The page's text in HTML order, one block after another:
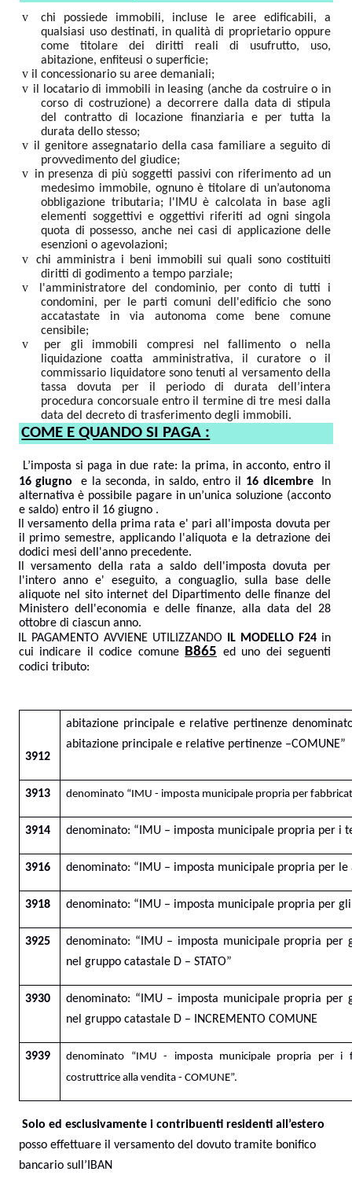
v
chi possiede immobili, incluse le aree edificabili, a
qualsiasi uso destinati, in qualità di proprietario oppure
come titolare dei diritti reali di usufrutto, uso,
abitazione, enfiteusi o superficie;
v il concessionario su aree demaniali;
v il locatario di immobili in leasing (anche da costruire o in
corso di costruzione) a decorrere dalla data di stipula
del contratto di locazione finanziaria e per tutta la
durata dello stesso;
v il genitore assegnatario della casa familiare a seguito di
provvedimento del giudice;
v in presenza di più soggetti passivi con riferimento ad un
medesimo immobile, ognuno è titolare di un’autonoma
obbligazione tributaria; l'IMU è calcolata in base agli
elementi soggettivi e oggettivi riferiti ad ogni singola
quota di possesso, anche nei casi di applicazione delle
esenzioni o agevolazioni;
v
chi amministra i beni immobili sui quali sono costituiti
diritti di godimento a tempo parziale;
v
l'amministratore del condominio, per conto di tutti i
condomini, per le parti comuni dell'edificio che sono
accatastate in via autonoma come bene comune
censibile;
v
per gli immobili compresi nel fallimento o nella
liquidazione coatta amministrativa, il curatore o il
commissario liquidatore sono tenuti al versamento della
tassa dovuta per il periodo di durata dell’intera
procedura concorsuale entro il termine di tre mesi dalla
data del decreto di trasferimento degli immobili.
COME E QUANDO SI PAGA :
L’imposta si paga in due rate: la prima, in acconto, entro il
16 giugno
e la seconda, in saldo, entro il 16 dicembre
In
alternativa è possibile pagare in un’unica soluzione (acconto
e saldo) entro il 16 giugno .
Il versamento della prima rata e' pari all'imposta dovuta per
il primo semestre, applicando
l'aliquota e la detrazione dei
dodici mesi dell'anno precedente.
Il versamento della rata a saldo dell'imposta dovuta per
l'intero anno e' eseguito, a conguaglio, sulla base delle
aliquote nel sito internet del Dipartimento delle finanze del
Ministero dell'economia e delle finanze, alla data del 28
ottobre di ciascun anno.
IL PAGAMENTO AVVIENE UTILIZZANDO
IL MODELLO F24 in
cui indicare il codice comune
B865 ed uno dei seguenti
codici tributo:
3912
abitazione principale e relative pertinenze
abitazione principale e relative pertinenze –COMUNE”
3913 denominato “IMU - imposta municipale propria per
3914 denominato: “IMU – imposta municipale propria per i
3916 denominato: “IMU – imposta municipale propria per le
3918 denominato: “IMU – imposta municipale propria per
3925
denominato: “IMU – imposta municipale propria per
nel gruppo catastale D – STATO”
3930
denominato: “IMU – imposta municipale propria per
nel gruppo catastale D – INCREMENTO COMUNE
3939
denominato “IMU - imposta municipale propria per i
costruttrice alla vendita - COMUNE”.
Solo ed esclusivamente i contribuenti residenti all’estero
posso effettuare il versamento del dovuto tramite bonifico
bancario sull’IBAN